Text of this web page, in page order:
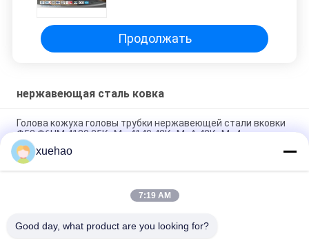
Продолжать
нержавеющая сталь ковка
Голова кожуха головы трубки нержавеющей стали вковки
Ф53 Ф6НМ 4130 35КрМо 4140 42КрМоА 42КрМо4
Шариковый клапан сварил нержавеющую сталь куя А105
ЛФ2 Ф304 304Л Ф316 316Л Ф51 Ф53 крышки
Кузница вковки стали углерода разделяет сверхмощным
xuehao
7:19 AM
Good day, what product are you looking for?